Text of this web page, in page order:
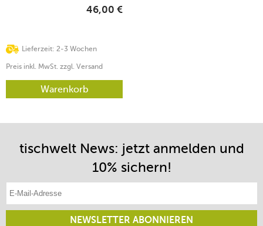
Lieferzeit: 2-3 Wochen
46,00 €
Preis inkl. MwSt. zzgl. Versand
Warenkorb
tischwelt News: jetzt anmelden und
10% sichern!
E-Mail-Adresse eintragen
NEWSLETTER ABONNIEREN